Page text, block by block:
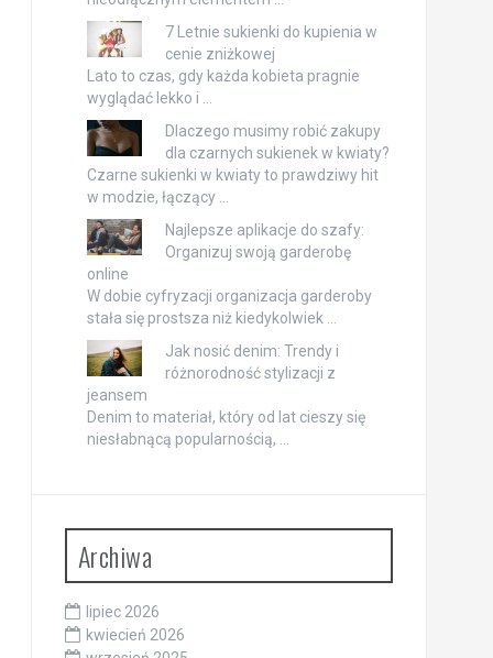
7 Letnie sukienki do kupienia w
cenie zniżkowej
Lato to czas, gdy każda kobieta pragnie
wyglądać lekko i …
Dlaczego musimy robić zakupy
dla czarnych sukienek w kwiaty?
Czarne sukienki w kwiaty to prawdziwy hit
w modzie, łączący …
Najlepsze aplikacje do szafy:
Organizuj swoją garderobę
online
W dobie cyfryzacji organizacja garderoby
stała się prostsza niż kiedykolwiek …
Jak nosić denim: Trendy i
różnorodność stylizacji z
jeansem
Denim to materiał, który od lat cieszy się
niesłabnącą popularnością, …
Archiwa
lipiec 2026
kwiecień 2026